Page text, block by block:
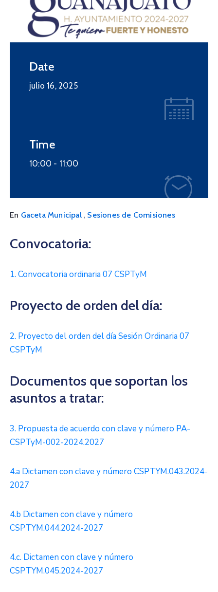
Date
julio 16, 2025
Time
10:00 - 11:00
En Gaceta Municipal , Sesiones de Comisiones
Convocatoria:
1. Convocatoria ordinaria 07 CSPTyM
Proyecto de orden del día:
2. Proyecto del orden del día Sesión Ordinaria 07
CSPTyM
Documentos que soportan los
asuntos a tratar:
3. Propuesta de acuerdo con clave y número PA-
CSPTyM-002-2024.2027
4.a Dictamen con clave y número CSPTYM.043.2024-
2027
4.b Dictamen con clave y número
CSPTYM.044.2024-2027
4.c. Dictamen con clave y número
CSPTYM.045.2024-2027